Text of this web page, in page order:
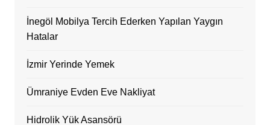
İnegöl Mobilya Tercih Ederken Yapılan Yaygın
Hatalar
İzmir Yerinde Yemek
Ümraniye Evden Eve Nakliyat
Hidrolik Yük Asansörü